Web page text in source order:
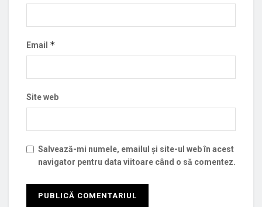
Email *
Site web
Salvează-mi numele, emailul și site-ul web în acest
navigator pentru data viitoare când o să comentez.